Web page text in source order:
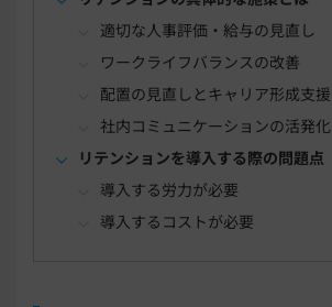
適切な人事評価・給与の見直し
ワークライフバランスの改善
配置の見直しとキャリア形成支援
社内コミュニケーションの活発化
リテンションを導入する際の問題点
導入する労力が必要
導入するコストが必要